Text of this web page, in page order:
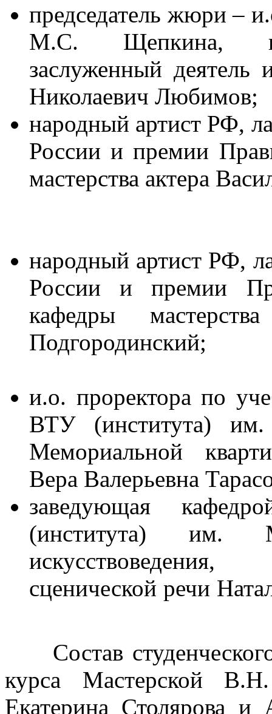
председатель жюри –
М.С. Щепкина,
заслуженный деятель
Николаевич Любимов;
народный артист РФ,
России и премии
мастерства актера
народный артист РФ,
России и премии
кафедры
и.о. проректора по
ВТУ (института)
Мемориальной
Вера Валерьевна
заведующая
(института) им.
искусствоведения,
сценической речи
Состав
курса Мастерской
Екатерина Столярова